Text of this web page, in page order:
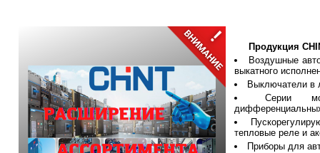
Продукция
Воздушные
выкатного
Выключатели в
Серии
тепловые реле и
Приборы для